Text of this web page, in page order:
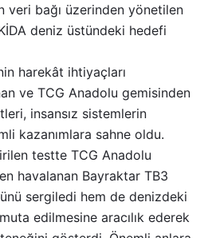
veri bağı üzerinden yönetilen
deniz üstündeki hedefi
harekât ihtiyaçları
ve TCG Anadolu gemisinden
insansız sistemlerin
kazanımlara sahne oldu.
testte TCG Anadolu
havalanan Bayraktar TB3
sergiledi hem de denizdeki
edilmesine aracılık ederek